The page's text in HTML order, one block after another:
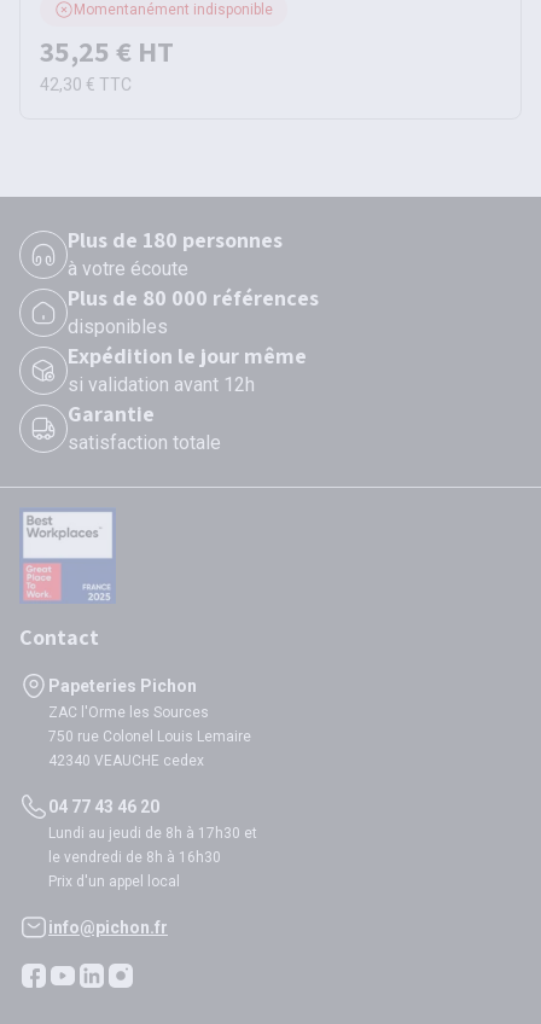
Momentanément indisponible
35,25 € HT
42,30 € TTC
Plus de 180 personnes
à votre écoute
Plus de 80 000 références
disponibles
Expédition le jour même
si validation avant 12h
Garantie
satisfaction totale
Contact
Papeteries Pichon
ZAC l'Orme les Sources
750 rue Colonel Louis Lemaire
42340 VEAUCHE cedex
04 77 43 46 20
Lundi au jeudi de 8h à 17h30 et
le vendredi de 8h à 16h30
Prix d'un appel local
info@pichon.fr